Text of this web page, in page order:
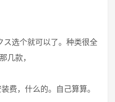
ス选个就可以了。种类很全
几款，
费，什么的。自己算算。